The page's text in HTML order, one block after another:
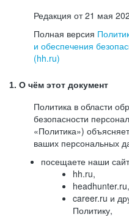
Редакция от 21 мая
Полная версия
и обеспечения
(hh.ru)
1. О чём этот документ
Политика в области
безопасности
«Политика»)
ваших персональных
посещаете наши
hh.ru,
headhunter.ru,
career.ru и
Политику,